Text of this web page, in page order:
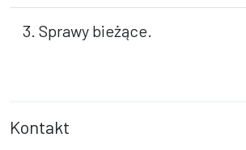
3. Sprawy bieżące.
Kontakt